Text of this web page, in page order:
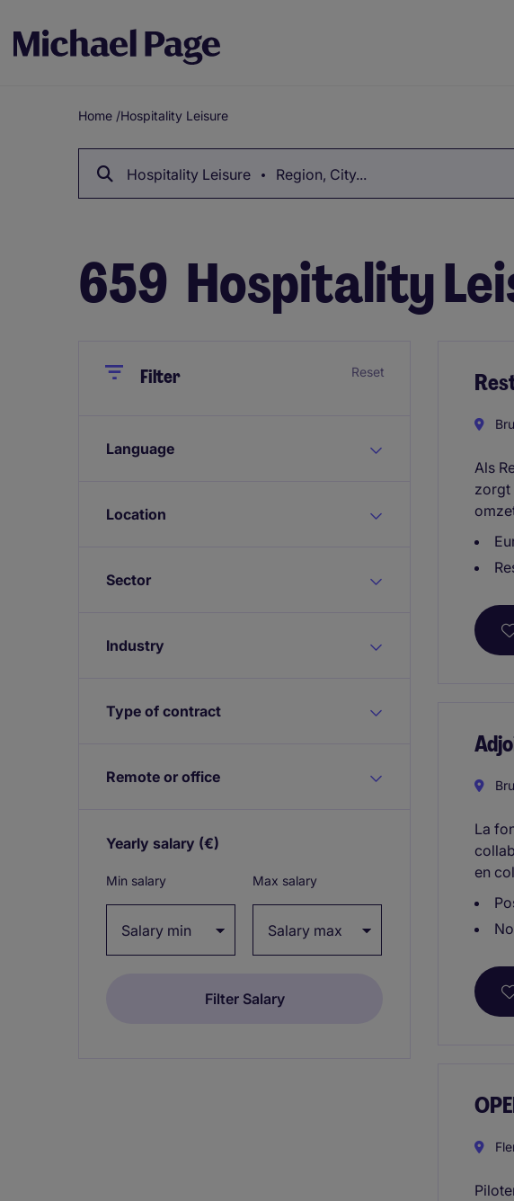
Breadcrumb
Home /Hospitality Leisure
Hospitality Leisure Region, City...
659 Hospitality
CloseFilter Reset
Language
Location
Sector
Industry
Type of contract
Remote or office
Yearly salary (€)
Min salary Max salary
Als
zorgt
La
en